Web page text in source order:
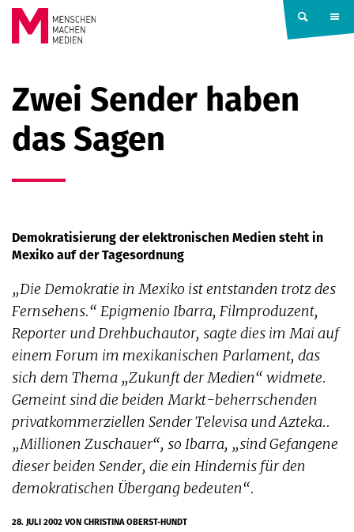
Springe zum Inhalt
MACHEN
MEDIEN
Zwei Sender haben
das Sagen
Demokratisierung der elektronischen Medien steht in
Mexiko auf der Tagesordnung
„Die Demokratie in Mexiko ist entstanden trotz des
Fernsehens.“ Epigmenio Ibarra, Filmproduzent,
Reporter und Drehbuchautor, sagte dies im Mai auf
einem Forum im mexikanischen Parlament, das
sich dem Thema „Zukunft der Medien“ widmete.
Gemeint sind die beiden Markt-beherrschenden
privatkommerziellen Sender Televisa und Azteka..
„Millionen Zuschauer“, so Ibarra, „sind Gefangene
dieser beiden Sender, die ein Hindernis für den
demokratischen Übergang bedeuten“.
28. JULI 2002VON CHRISTINA OBERST-HUNDT